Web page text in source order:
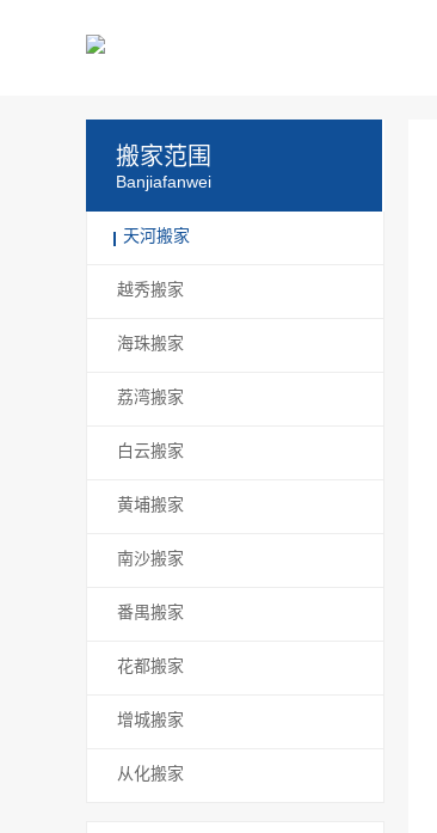
搬家范围
Banjiafanwei
天河搬家
越秀搬家
海珠搬家
荔湾搬家
白云搬家
黄埔搬家
南沙搬家
番禺搬家
花都搬家
增城搬家
从化搬家